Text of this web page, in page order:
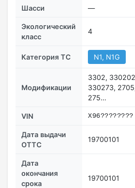
Шасси —
Экологический
класс
4
Категория ТС N1, N1G
Модификации
3302,
330273,
275…
VIN
Дата выдачи
ОТТС
19700101
Дата
окончания
срока
19700101